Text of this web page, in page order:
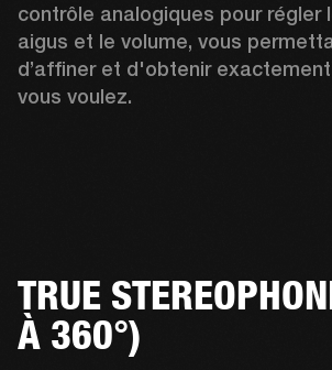
contrôle analogiques pour régler
aigus et le volume, vous
d’affiner et d'obtenir
vous voulez.
TRUE
À 360°)